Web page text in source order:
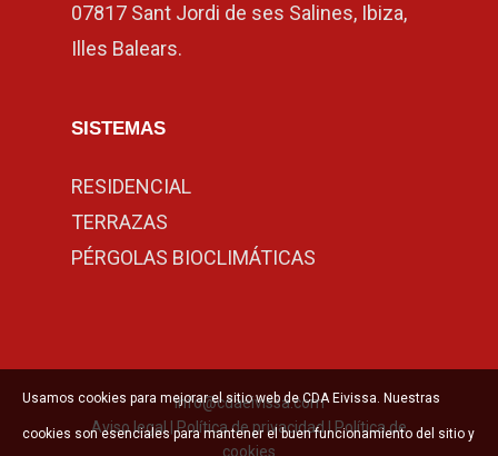
07817 Sant Jordi de ses Salines, Ibiza,
Illes Balears.
SISTEMAS
RESIDENCIAL
TERRAZAS
PÉRGOLAS BIOCLIMÁTICAS
info@cdaeivissa.com
Aviso legal|Política de privacidad|Política de
cookies
Usamos cookies para mejorar el sitio web de CDA Eivissa. Nuestras
cookies son esenciales para mantener el buen funcionamiento del sitio y